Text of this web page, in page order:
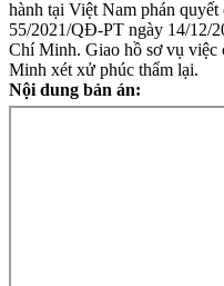
hành tại Việt Nam phán
55/2021/QĐ-PT ngày 14/12/
Chí Minh. Giao hồ sơ vụ
Minh xét xử phúc thẩm lại.
Nội dung bản án: